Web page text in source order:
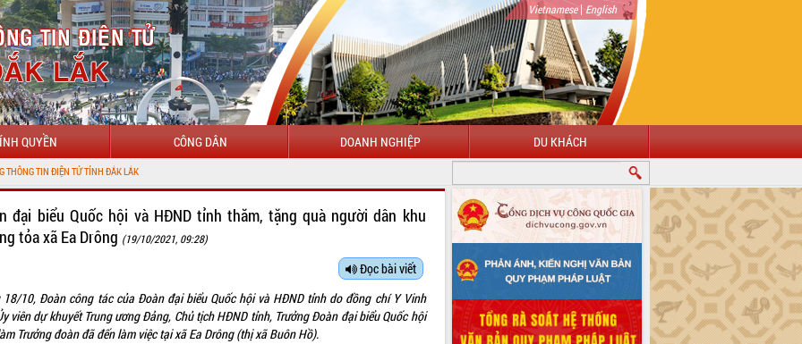
Vietnamese| English
QUYỀN CÔNG DÂN DOANH NGHIỆP DU KHÁCH
CHÀO MỪNG ĐẾN VỚI CỔNG THÔNG TIN ĐIỆN TỬ TỈNH ĐẮK LẮK
đại biểu Quốc hội và HĐND tỉnh thăm, tặng quà người dân khu
tỏa xã Ea Drông (19/10/2021, 09:28)
Đọc bài viết
18/10, Đoàn công tác của Đoàn đại biểu Quốc hội và HĐND tỉnh do đồng chí Y Vinh
viên dự khuyết Trung ương Đảng, Chủ tịch HĐND tỉnh, Trưởng Đoàn đại biểu Quốc hội
Trưởng đoàn đã đến làm việc tại xã Ea Drông (thị xã Buôn Hồ).